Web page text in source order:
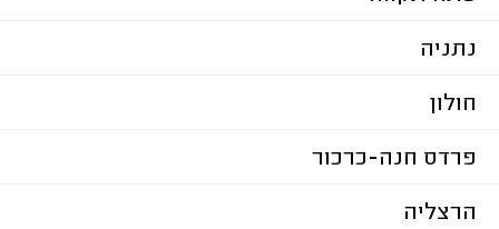
נתניה
חולון
פרדס חנה-כרכור
הרצליה